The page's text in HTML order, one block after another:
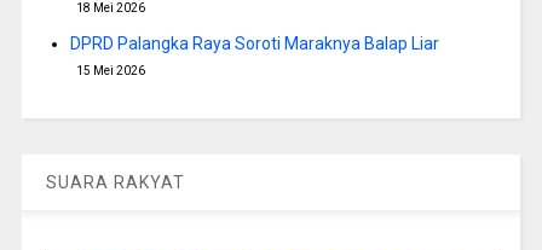
18 Mei 2026
DPRD Palangka Raya Soroti Maraknya Balap Liar
15 Mei 2026
SUARA RAKYAT